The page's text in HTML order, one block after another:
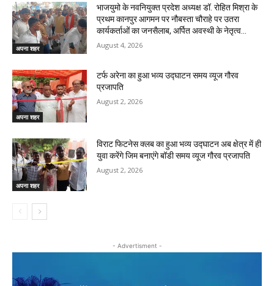
अपना शहर
भाजयुमो के नवनियुक्त प्रदेश अध्यक्ष डॉ. रोहित मिश्रा के
प्रथम कानपुर आगमन पर नौबस्ता चौराहे पर उतरा
कार्यकर्ताओं का जनसैलाब, अर्पित अवस्थी के नेतृत्व...
August 4, 2026
अपना शहर
टर्फ अरेना का हुआ भव्य उद्घाटन समय व्यूज गौरव
प्रजापति
August 2, 2026
अपना शहर
विराट फिटनेस क्लब का हुआ भव्य उद्घाटन अब क्षेत्र में ही
युवा करेंगे जिम बनाएंगे बॉडी समय व्यूज गौरव प्रजापति
August 2, 2026
- Advertisment -